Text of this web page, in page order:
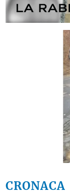
CRONACA